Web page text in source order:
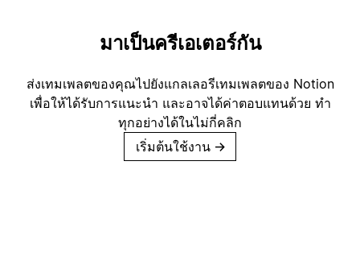
มาเป็นครีเอเตอร์กัน
ส่งเทมเพลตของคุณไปยังแกลเลอรีเทมเพลตของ Notion
เพื่อให้ได้รับการแนะนำ และอาจได้ค่าตอบแทนด้วย ทำ
ทุกอย่างได้ในไม่กี่คลิก
เริ่มต้นใช้งาน →